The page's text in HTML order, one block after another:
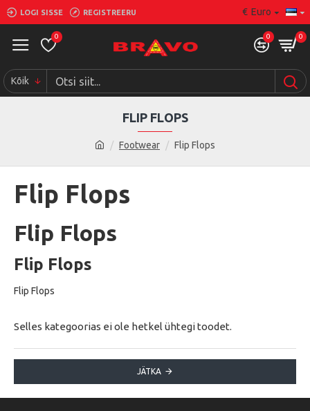
LOGI SISSE REGISTREERU € Euro
0 0 0
Kõik
Footwear Flip Flops
FLIP FLOPS
Flip Flops
Flip Flops
Flip Flops
Flip Flops
Selles kategoorias ei ole hetkel ühtegi toodet.
JÄTKA